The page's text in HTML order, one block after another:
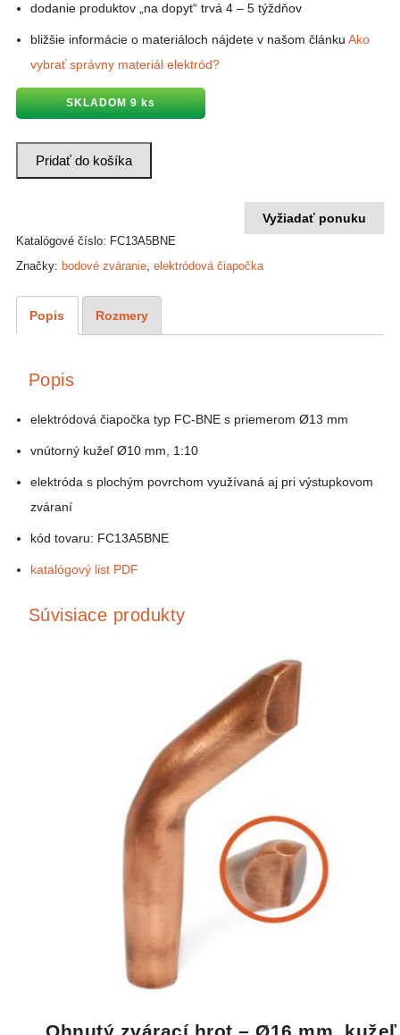
dodanie produktov „na dopyt“ trvá 4 – 5 týždňov
bližšie informácie o materiáloch nájdete v našom článkuAko
vybrať správny materiál elektród?
SKLADOM 9 ks
množstvo
Elektródová
čiapočka
FC-
Pridať do košíka
Vyžiadať ponuku
Katalógové číslo: FC13A5BNE
Značky: bodové zváranie, elektródová čiapočka
Popis Rozmery
Popis
elektródová čiapočka typ FC-BNE s priemerom Ø13 mm
vnútorný kužeľ Ø10 mm, 1:10
elektróda s plochým povrchom využívaná aj pri výstupkovom
zváraní
kód tovaru: FC13A5BNE
katalógový list PDF
Súvisiace produkty